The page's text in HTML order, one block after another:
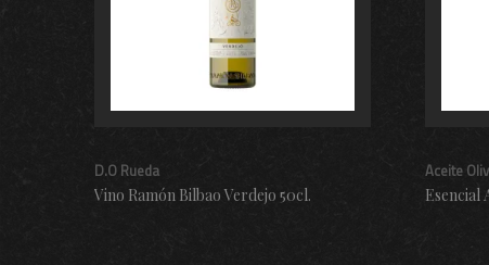
D.O Rueda
Vino Ramón Bilbao Verdejo 50cl.
Aceite